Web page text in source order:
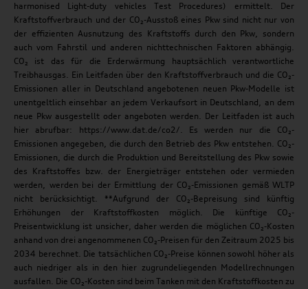
harmonised Light-duty vehicles Test Procedures) ermittelt. Der
Kraftstoffverbrauch und der CO₂-Ausstoß eines Pkw sind nicht nur von
der effizienten Ausnutzung des Kraftstoffs durch den Pkw, sondern
auch vom Fahrstil und anderen nichttechnischen Faktoren abhängig.
CO₂ ist das für die Erderwärmung hauptsächlich verantwortliche
Treibhausgas. Ein Leitfaden über den Kraftstoffverbrauch und die CO₂-
Emissionen aller in Deutschland angebotenen neuen Pkw-Modelle ist
unentgeltlich einsehbar an jedem Verkaufsort in Deutschland, an dem
neue Pkw ausgestellt oder angeboten werden. Der Leitfaden ist auch
hier abrufbar: https://www.dat.de/co2/. Es werden nur die CO₂-
Emissionen angegeben, die durch den Betrieb des Pkw entstehen. CO₂-
Emissionen, die durch die Produktion und Bereitstellung des Pkw sowie
des Kraftstoffes bzw. der Energieträger entstehen oder vermieden
werden, werden bei der Ermittlung der CO₂-Emissionen gemäß WLTP
nicht berücksichtigt. **Aufgrund der CO₂-Bepreisung sind künftig
Erhöhungen der Kraftstoffkosten möglich. Die künftige CO₂-
Preisentwicklung ist unsicher, daher werden die möglichen CO₂-Kosten
anhand von drei angenommenen CO₂-Preisen für den Zeitraum 2025 bis
2034 berechnet. Die tatsächlichen CO₂-Preise können sowohl höher als
auch niedriger als in den hier zugrundeliegenden Modellrechnungen
ausfallen. Die CO₂-Kosten sind beim Tanken mit den Kraftstoffkosten zu